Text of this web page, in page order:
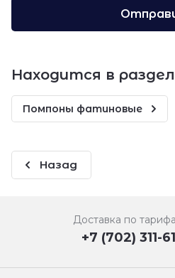
Находится в
Помпоны фатиновые
Назад
Доставка по
+7 (702) 311-